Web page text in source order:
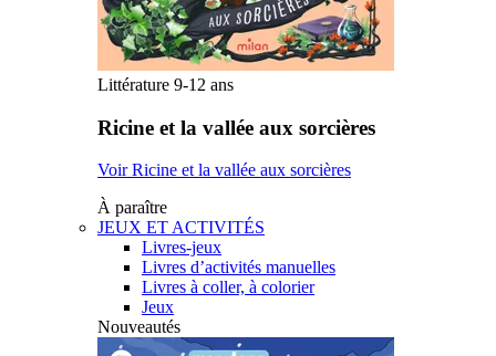
Littérature 9-12 ans
Ricine et la vallée aux sorcières
Voir Ricine et la vallée aux sorcières
À paraître
JEUX ET ACTIVITÉS
Livres-jeux
Livres d’activités manuelles
Livres à coller, à colorier
Jeux
Nouveautés